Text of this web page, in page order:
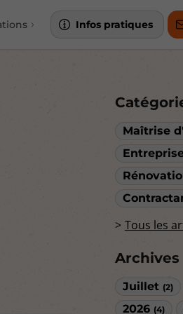
Infos pratiques
Maîtrise
Tous les
Archives
Juillet (2)
2026 (4)